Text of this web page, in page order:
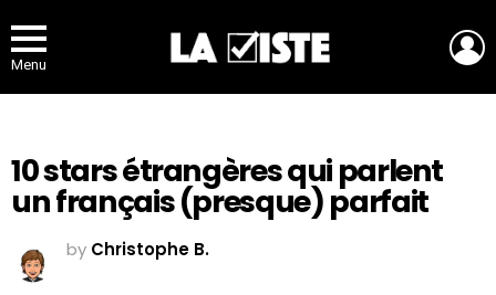
Menu
10 stars étrangères qui parlent
un français (presque) parfait
by Christophe B.